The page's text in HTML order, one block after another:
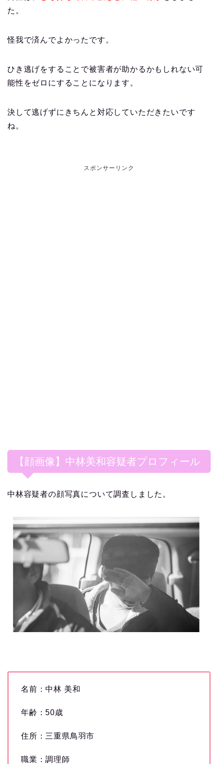
た。
怪我で済んでよかったです。
ひき逃げをすることで被害者が助かるかもしれない可
能性をゼロにすることになります。
決して逃げずにきちんと対応していただきたいです
ね。
スポンサーリンク
【顔画像】中林美和容疑者プロフィール
中林容疑者の顔写真について調査しました。
名前：中林 美和
年齢：50歳
住所：三重県鳥羽市
職業：調理師